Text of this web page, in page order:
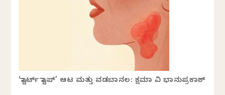
‘ಸ್ಟಾರ್ಟ್ ಸ್ಟಾಪ್’ ಆಟ ಮತ್ತು ವಡಬಾನಲ: ಕ್ಷಮಾ ವಿ ಭಾನುಪ್ರಕಾಶ್